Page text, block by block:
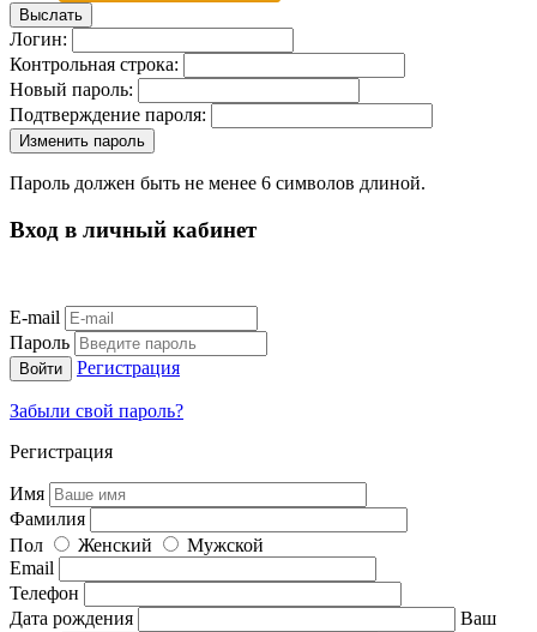
Логин:
Контрольная строка:
Новый пароль:
Подтверждение пароля:
Пароль должен быть не менее 6 символов длиной.
Вход в личный кабинет
E-mail
Пароль
Регистрация
Забыли свой пароль?
Регистрация
Имя
Фамилия
Пол
Женский
Мужской
Email
Телефон
Дата рождения
Ваш